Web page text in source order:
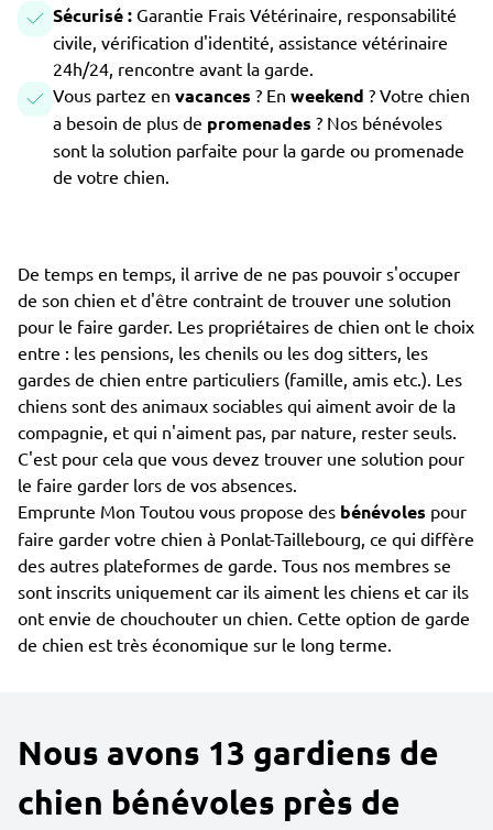
Sécurisé : Garantie Frais Vétérinaire, responsabilité
civile, vérification d'identité, assistance vétérinaire
24h/24, rencontre avant la garde.
Vous partez en vacances ? En weekend ? Votre chien
a besoin de plus de promenades ? Nos bénévoles
sont la solution parfaite pour la garde ou promenade
de votre chien.
De temps en temps, il arrive de ne pas pouvoir s'occuper
de son chien et d'être contraint de trouver une solution
pour le faire garder. Les propriétaires de chien ont le choix
entre : les pensions, les chenils ou les dog sitters, les
gardes de chien entre particuliers (famille, amis etc.). Les
chiens sont des animaux sociables qui aiment avoir de la
compagnie, et qui n'aiment pas, par nature, rester seuls.
C'est pour cela que vous devez trouver une solution pour
le faire garder lors de vos absences.
Emprunte Mon Toutou vous propose des bénévoles pour
faire garder votre chien à Ponlat-Taillebourg, ce qui diffère
des autres plateformes de garde. Tous nos membres se
sont inscrits uniquement car ils aiment les chiens et car ils
ont envie de chouchouter un chien. Cette option de garde
de chien est très économique sur le long terme.
Nous avons 13 gardiens de
chien bénévoles près de